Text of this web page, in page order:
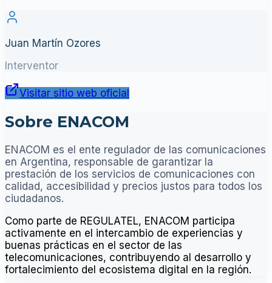
Juan Martín Ozores
Interventor
Visitar sitio web oficial
Sobre ENACOM
ENACOM es el ente regulador de las comunicaciones
en Argentina, responsable de garantizar la
prestación de los servicios de comunicaciones con
calidad, accesibilidad y precios justos para todos los
ciudadanos.
Como parte de REGULATEL, ENACOM participa
activamente en el intercambio de experiencias y
buenas prácticas en el sector de las
telecomunicaciones, contribuyendo al desarrollo y
fortalecimiento del ecosistema digital en la región.